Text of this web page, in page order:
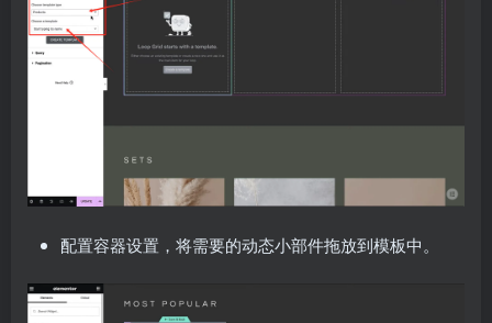
配置容器设置，将需要的动态小部件拖放到模板中。